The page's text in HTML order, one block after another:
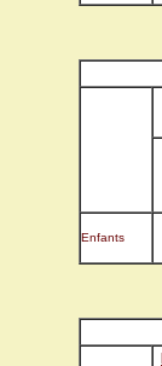
Enfants